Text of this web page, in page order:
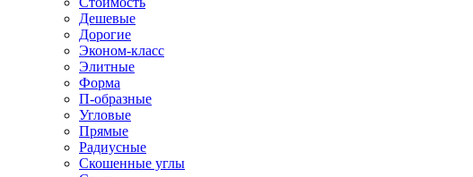
Дешевые
Дорогие
Эконом-класс
Элитные
Форма
П-образные
Угловые
Прямые
Радиусные
Скошенные углы